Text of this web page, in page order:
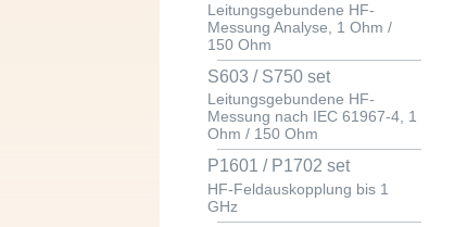
Leitungsgebundene HF-
Messung Analyse, 1 Ohm /
150 Ohm
S603 / S750 set
Leitungsgebundene HF-
Messung nach IEC 61967-4, 1
Ohm / 150 Ohm
P1601 / P1702 set
HF-Feldauskopplung bis 1
GHz